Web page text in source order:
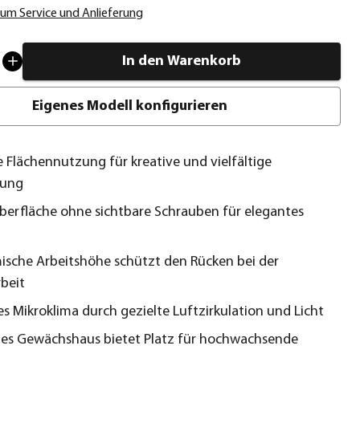
Service und Anlieferung
In den Warenkorb
Eigenes Modell konfigurieren
Flächennutzung für kreative und vielfältige
ohne sichtbare Schrauben für elegantes
Arbeitshöhe schützt den Rücken bei der
Mikroklima durch gezielte Luftzirkulation und Licht
Gewächshaus bietet Platz für hochwachsende